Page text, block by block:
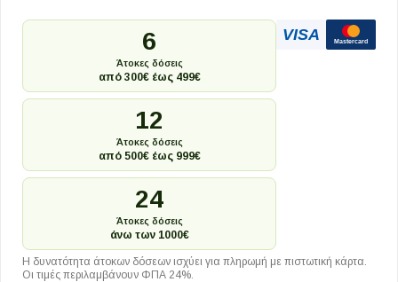
6
Άτοκες δόσεις
από 300€ έως 499€
12
Άτοκες δόσεις
από 500€ έως 999€
24
Άτοκες δόσεις
άνω των 1000€
VISA Mastercard
Η δυνατότητα άτοκων δόσεων ισχύει για πληρωμή με πιστωτική κάρτα.
Οι τιμές περιλαμβάνουν ΦΠΑ 24%.